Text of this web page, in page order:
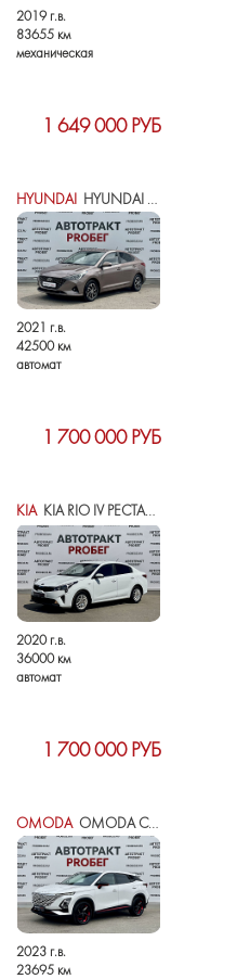
2019 г.в.
83655 км
механическая
1 649 000 РУБ
HYUNDAI HYUNDAI SOLARIS II РЕСТАЙЛИНГ
2021 г.в.
42500 км
автомат
1 700 000 РУБ
KIAKIA RIO IV РЕСТАЙЛИНГ
2020 г.в.
36000 км
автомат
1 700 000 РУБ
OMODAOMODA C5 I
2023 г.в.
23695 км